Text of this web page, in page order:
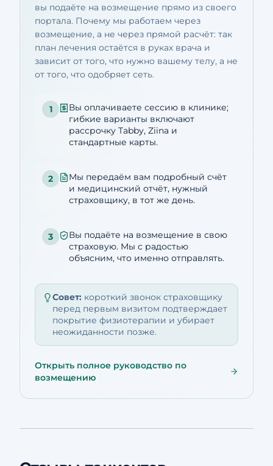
вы подаёте на возмещение прямо из своего
портала. Почему мы работаем через
возмещение, а не через прямой расчёт: так
план лечения остаётся в руках врача и
зависит от того, что нужно вашему телу, а не
от того, что одобряет сеть.
1
Вы оплачиваете сессию в клинике;
гибкие варианты включают
рассрочку Tabby, Ziina и
стандартные карты.
2
Мы передаём вам подробный счёт
и медицинский отчёт, нужный
страховщику, в тот же день.
3
Вы подаёте на возмещение в свою
страховую. Мы с радостью
объясним, что именно отправлять.
Совет: короткий звонок страховщику
перед первым визитом подтверждает
покрытие физиотерапии и убирает
неожиданности позже.
Открыть полное руководство по
возмещению